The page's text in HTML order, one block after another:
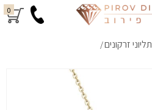
0
תליוני זרקונים/